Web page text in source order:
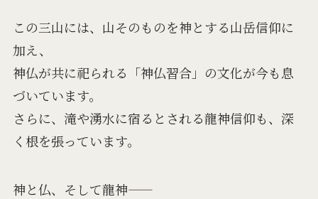
この三山には、山そのものを神とする山岳信仰に
加え、
神仏が共に祀られる「神仏習合」の文化が今も息
づいています。
さらに、滝や湧水に宿るとされる龍神信仰も、深
く根を張っています。
神と仏、そして龍神――